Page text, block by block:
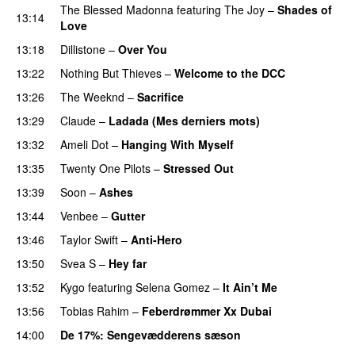
13:14
The Blessed Madonna featuring The Joy – Shades of
Love
13:18
Dillistone – Over You
13:22
Nothing But Thieves – Welcome to the DCC
13:26 The Weeknd – Sacrifice
13:29
Claude – Ladada (Mes derniers mots)
13:32 Ameli Dot – Hanging With Myself
13:35
Twenty One Pilots – Stressed Out
13:39 Soon – Ashes
13:44 Venbee – Gutter
13:46 Taylor Swift – Anti-Hero
13:50
Svea S – Hey far
13:52 Kygo featuring Selena Gomez – It Ain’t Me
13:56
Tobias Rahim – Feberdrømmer Xx Dubai
14:00
De 17%: Sengevædderens sæson